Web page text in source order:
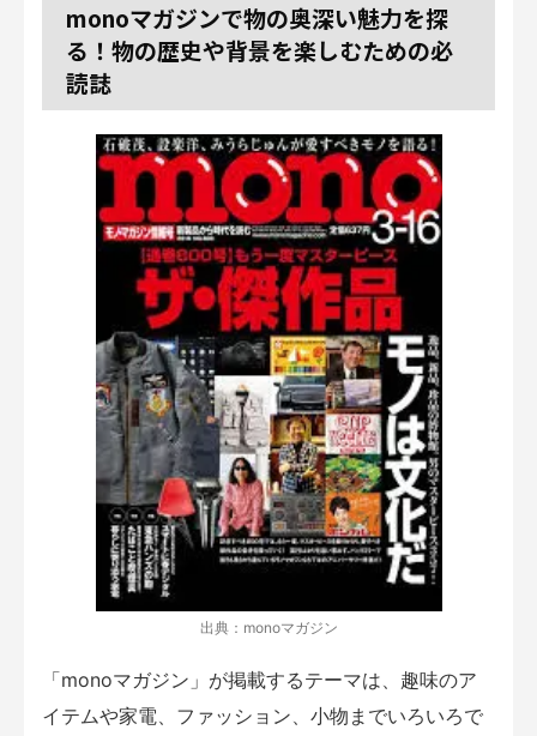
monoマガジンで物の奥深い魅力を探
る！物の歴史や背景を楽しむための必
読誌
出典：monoマガジン
「monoマガジン」が掲載するテーマは、趣味のア
イテムや家電、ファッション、小物までいろいろで